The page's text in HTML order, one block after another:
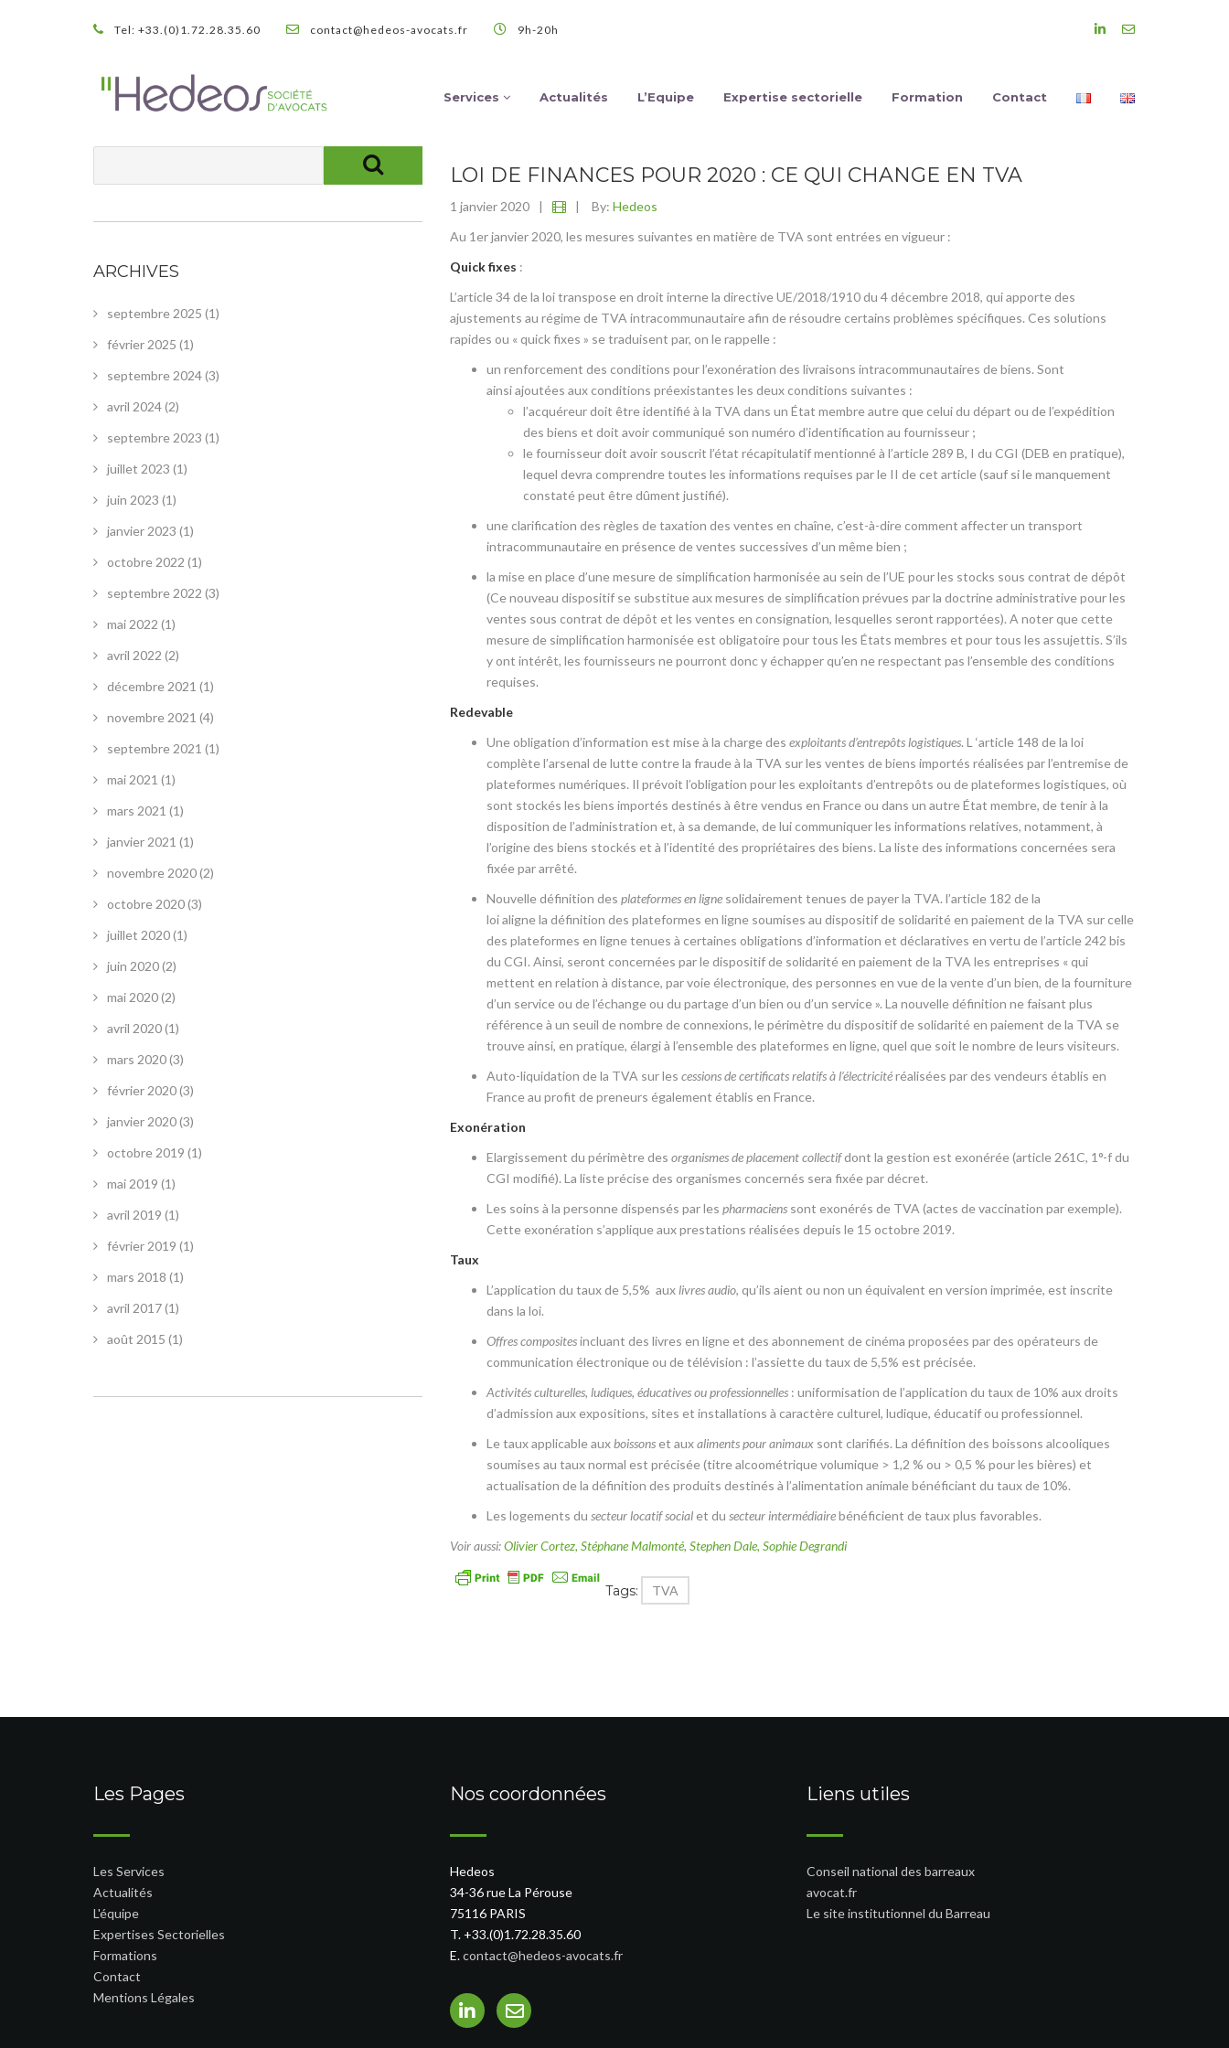
Tel: +33.(0)1.72.28.35.60 contact@hedeos-avocats.fr 9h-20h
Services Actualités L’Equipe Expertise sectorielle Formation Contact
ARCHIVES
septembre 2025 (1)
février 2025 (1)
septembre 2024(3)
avril 2024(2)
septembre 2023 (1)
juillet 2023 (1)
juin 2023 (1)
janvier 2023 (1)
octobre 2022 (1)
septembre 2022 (3)
mai 2022 (1)
avril 2022 (2)
décembre 2021 (1)
novembre 2021 (4)
septembre 2021 (1)
mai 2021 (1)
mars 2021 (1)
janvier 2021 (1)
novembre 2020(2)
octobre 2020(3)
juillet 2020(1)
juin 2020(2)
mai 2020(2)
avril 2020(1)
mars 2020(3)
février 2020(3)
janvier 2020(3)
octobre 2019 (1)
mai 2019 (1)
avril 2019 (1)
février 2019 (1)
mars 2018 (1)
avril 2017(1)
août 2015 (1)
LOI DE FINANCES POUR 2020 : CE QUI CHANGE EN TVA
1 janvier 2020 | | By: Hedeos
Au 1er janvier 2020, les mesures suivantes en matière de TVA sont entrées en vigueur :
Quick fixes :
L’article 34 de la loi transpose en droit interne la directive UE/2018/1910 du 4 décembre 2018, qui apporte des
ajustements au régime de TVA intracommunautaire afin de résoudre certains problèmes spécifiques. Ces solutions
rapides ou « quick fixes » se traduisent par, on le rappelle :
un renforcement des conditions pour l’exonération des livraisons intracommunautaires de biens. Sont
ainsi ajoutées aux conditions préexistantes les deux conditions suivantes :
l’acquéreur doit être identifié à la TVA dans un État membre autre que celui du départ ou de l’expédition
des biens et doit avoir communiqué son numéro d’identification au fournisseur ;
le fournisseur doit avoir souscrit l’état récapitulatif mentionné à l’article 289 B, I du CGI (DEB en pratique),
lequel devra comprendre toutes les informations requises par le II de cet article (sauf si le manquement
constaté peut être dûment justifié).
une clarification des règles de taxation des ventes en chaîne, c’est-à-dire comment affecter un transport
intracommunautaire en présence de ventes successives d’un même bien ;
la mise en place d’une mesure de simplification harmonisée au sein de l’UE pour les stocks sous contrat de dépôt
(Ce nouveau dispositif se substitue aux mesures de simplification prévues par la doctrine administrative pour les
ventes sous contrat de dépôt et les ventes en consignation, lesquelles seront rapportées). A noter que cette
mesure de simplification harmonisée est obligatoire pour tous les États membres et pour tous les assujettis. S’ils
y ont intérêt, les fournisseurs ne pourront donc y échapper qu’en ne respectant pas l’ensemble des conditions
requises.
Redevable
Une obligation d’information est mise à la charge des exploitants d’entrepôts logistiques. L ‘article 148 de la loi
complète l’arsenal de lutte contre la fraude à la TVA sur les ventes de biens importés réalisées par l’entremise de
plateformes numériques. Il prévoit l’obligation pour les exploitants d’entrepôts ou de plateformes logistiques, où
sont stockés les biens importés destinés à être vendus en France ou dans un autre État membre, de tenir à la
disposition de l’administration et, à sa demande, de lui communiquer les informations relatives, notamment, à
l’origine des biens stockés et à l’identité des propriétaires des biens. La liste des informations concernées sera
fixée par arrêté.
Nouvelle définition des plateformes en ligne solidairement tenues de payer la TVA. l’article 182 de la
loi aligne la définition des plateformes en ligne soumises au dispositif de solidarité en paiement de la TVA sur celle
des plateformes en ligne tenues à certaines obligations d’information et déclaratives en vertu de l’article 242 bis
du CGI. Ainsi, seront concernées par le dispositif de solidarité en paiement de la TVA les entreprises « qui
mettent en relation à distance, par voie électronique, des personnes en vue de la vente d’un bien, de la fourniture
d’un service ou de l’échange ou du partage d’un bien ou d’un service ». La nouvelle définition ne faisant plus
référence à un seuil de nombre de connexions, le périmètre du dispositif de solidarité en paiement de la TVA se
trouve ainsi, en pratique, élargi à l’ensemble des plateformes en ligne, quel que soit le nombre de leurs visiteurs.
Auto-liquidation de la TVA sur les cessions de certificats relatifs à l’électricitéréalisées par des vendeurs établis en
France au profit de preneurs également établis en France.
Exonération
Elargissement du périmètre des organismes de placement collectifdont la gestion est exonérée (article 261C, 1°-f du
CGI modifié). La liste précise des organismes concernés sera fixée par décret.
Les soins à la personne dispensés par les pharmaciens sont exonérés de TVA (actes de vaccination par exemple).
Cette exonération s’applique aux prestations réalisées depuis le 15 octobre 2019.
Taux
L’application du taux de 5,5% auxlivres audio, qu’ils aient ou non un équivalent en version imprimée, est inscrite
dans la loi.
Offres compositesincluant des livres en ligne et des abonnement de cinéma proposées par des opérateurs de
communication électronique ou de télévision : l’assiette du taux de 5,5% est précisée.
Activités culturelles, ludiques, éducatives ou professionnelles : uniformisation de l’application du taux de 10% aux droits
d’admission aux expositions, sites et installations à caractère culturel, ludique, éducatif ou professionnel.
Le taux applicable auxboissons et auxaliments pour animaux sont clarifiés. La définition des boissons alcooliques
soumises au taux normal est précisée (titre alcoométrique volumique > 1,2 % ou > 0,5 % pour les bières) et
actualisation de la définition des produits destinés à l’alimentation animale bénéficiant du taux de 10%.
Les logements du secteur locatif social et du secteur intermédiairebénéficient de taux plus favorables.
Voir aussi:Olivier Cortez, Stéphane Malmonté, Stephen Dale, Sophie Degrandi
Tags: TVA
Les Pages
Les Services
Actualités
L'équipe
Expertises Sectorielles
Formations
Contact
Mentions Légales
Nos coordonnées
Hedeos
34-36 rue La Pérouse
75116 PARIS
T. +33.(0)1.72.28.35.60
E.contact@hedeos-avocats.fr
Liens utiles
Conseil national des barreaux
avocat.fr
Le site institutionnel du Barreau